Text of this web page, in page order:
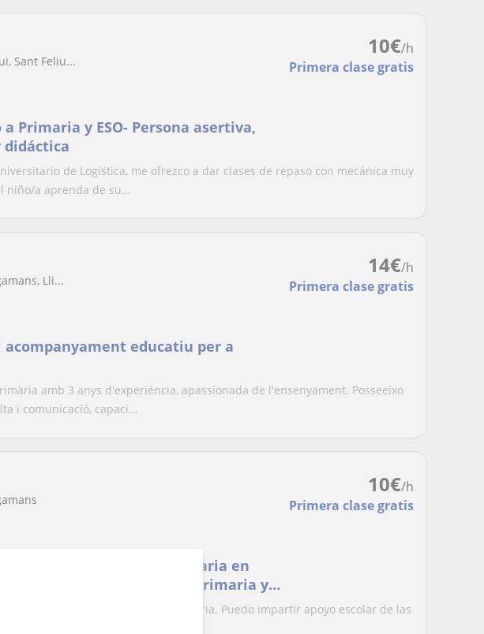
10€/h
Primera clase gratis
Sant Feliu...
a Primaria y ESO- Persona asertiva,
de Logística, me ofrezco a dar clases de repaso con mecánica muy
niño/a aprenda de su...
14€/h
Primera clase gratis
Lli...
acompanyament educatiu per a
amb 3 anys d'experiència, apassionada de l'ensenyament. Posseeixo
i comunicació, capaci...
10€/h
Primera clase gratis
carrera de Educación Primaria en
para estudiantes de primaria y
carrera en inglés de Educación Primaria. Puedo impartir apoyo escolar de las